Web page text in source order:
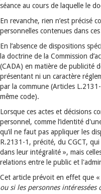
séance au cours de laquelle le
En revanche, rien n’est précisé
personnelles contenues dans
En l’absence de dispositions
la doctrine de la Commission
(CADA) en matière de publicité
présentant ni un caractère
par la commune (Articles
même code).
Lorsque ces actes et décisions
personnel, comme l’identité
qu’il ne faut pas appliquer les
R.2131-1, précité, du CGCT,
dans leur intégralité », mais
relations entre le public et
Cet article prévoit en effet que «
ou si les personnes